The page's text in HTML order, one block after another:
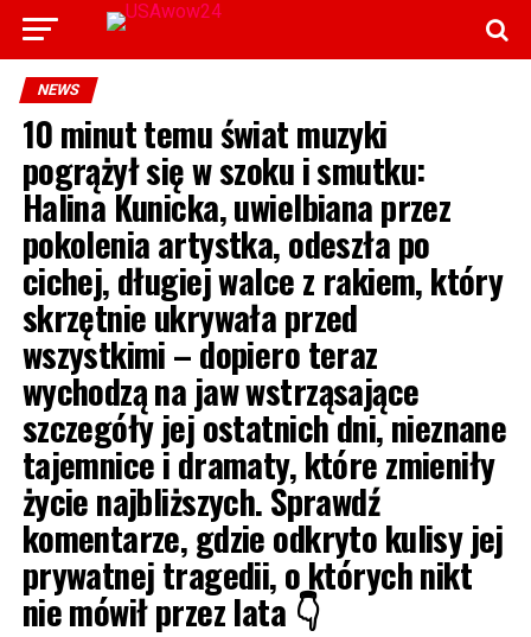
NEWS
10 minut temu świat muzyki
pogrążył się w szoku i smutku:
Halina Kunicka, uwielbiana przez
pokolenia artystka, odeszła po
cichej, długiej walce z rakiem, który
skrzętnie ukrywała przed
wszystkimi – dopiero teraz
wychodzą na jaw wstrząsające
szczegóły jej ostatnich dni, nieznane
tajemnice i dramaty, które zmieniły
życie najbliższych. Sprawdź
komentarze, gdzie odkryto kulisy jej
prywatnej tragedii, o których nikt
nie mówił przez lata 👇